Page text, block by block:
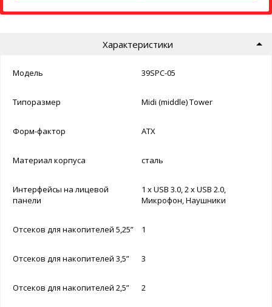
Характеристики
Модель 39SPC-05
Типоразмер Midi (middle) Tower
Форм-фактор ATX
Материал корпуса сталь
Интерфейсы на лицевой
панели
1 x USB 3.0, 2 x USB 2.0,
Микрофон, Наушники
Отсеков для накопителей 5,25” 1
Отсеков для накопителей 3,5” 3
Отсеков для накопителей 2,5” 2